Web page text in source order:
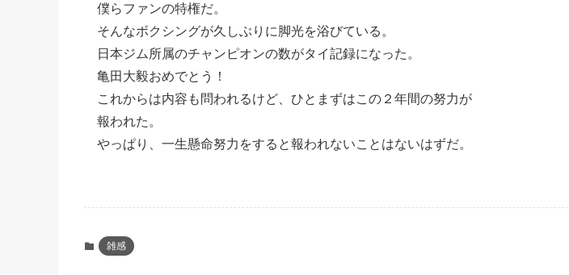
僕らファンの特権だ。
そんなボクシングが久しぶりに脚光を浴びている。
日本ジム所属のチャンピオンの数がタイ記録になった。
亀田大毅おめでとう！
これからは内容も問われるけど、ひとまずはこの２年間の努力が
報われた。
やっぱり、一生懸命努力をすると報われないことはないはずだ。
雑感